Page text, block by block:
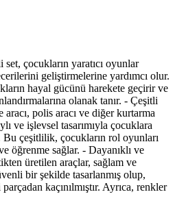
çocukların yaratıcı oyunlar
geliştirmelerine yardımcı olur.
hayal gücünü harekete geçirir ve
olanak tanır. - Çeşitli
polis aracı ve diğer kurtarma
ve işlevsel tasarımıyla çocuklara
Bu çeşitlilik, çocukların rol oyunları
öğrenme sağlar. - Dayanıklı ve
üretilen araçlar, sağlam ve
bir şekilde tasarlanmış olup,
kaçınılmıştır. Ayrıca, renkler